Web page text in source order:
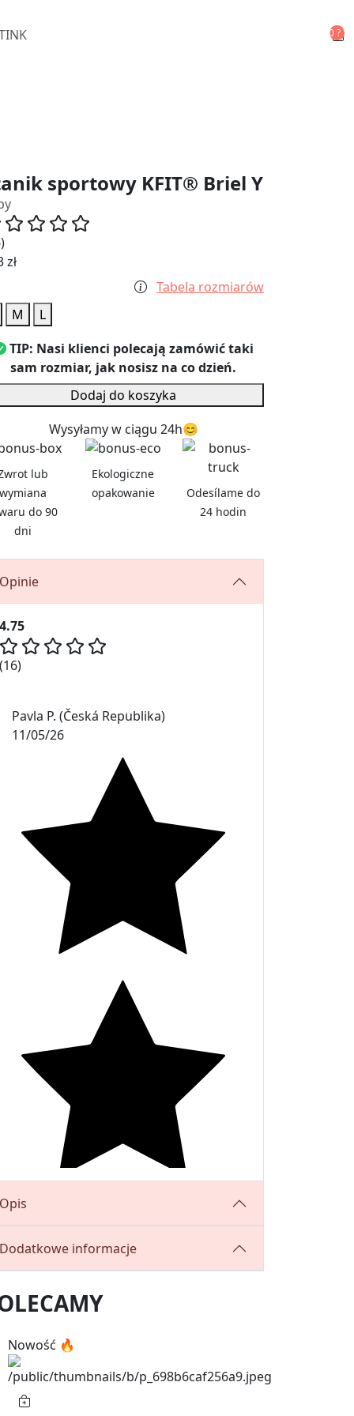
>= 10 ?
sportowy KFIT® Briel Y
zł
Tabela rozmiarów
M
L
TIP: Nasi klienci polecają zamówić taki
sam rozmiar, jak nosisz na co dzień.
Dodaj do koszyka
Wysyłamy w ciągu 24h😊
lub
wymiana
do 90
dni
Ekologiczne
opakowanie
Odesílame do
24 hodin
Opinie
4.75
(16)
Pavla P. (Česká Republika)
11/05/26
Opis
Dodatkowe informacje
Nowość 🔥